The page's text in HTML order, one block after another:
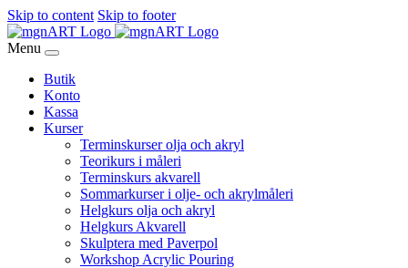
Skip to content Skip to footer
Menu
Butik
Konto
Kassa
Kurser
Terminskurser olja och akryl
Teorikurs i måleri
Terminskurs akvarell
Sommarkurser i olje- och akrylmåleri
Helgkurs olja och akryl
Helgkurs Akvarell
Skulptera med Paverpol
Workshop Acrylic Pouring